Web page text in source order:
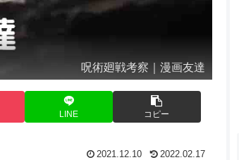
呪術廻戦考察｜漫画友達
LINE コピー
2021.12.10 2022.02.17